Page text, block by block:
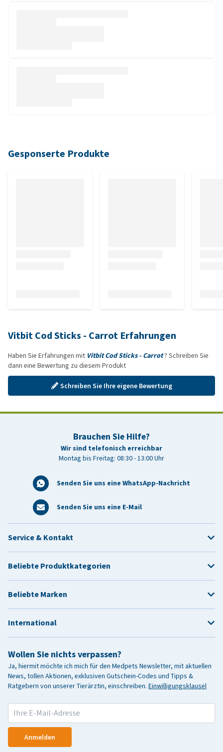
Gesponserte Produkte
Vitbit Cod Sticks - Carrot Erfahrungen
Haben Sie Erfahrungen mit Vitbit Cod Sticks - Carrot? Schreiben Sie
dann eine Bewertung zu diesem Produkt
Schreiben Sie Ihre eigene Bewertung
Brauchen Sie Hilfe?
Wir sind telefonisch erreichbar
Montag bis Freitag: 08:30 - 13:00 Uhr
Senden Sie uns eine WhatsApp-Nachricht
Senden Sie uns eine E-Mail
Wollen Sie nichts verpassen?
Ja, hiermit möchte ich mich für den Medpets Newsletter, mit aktuellen
News, tollen Aktionen, exklusiven Gutschein-Codes und Tipps &
Ratgebern von unserer Tierärztin, einschreiben. Einwilligungsklausel
Anmelden
Service & Kontakt
Beliebte Produktkategorien
Beliebte Marken
International